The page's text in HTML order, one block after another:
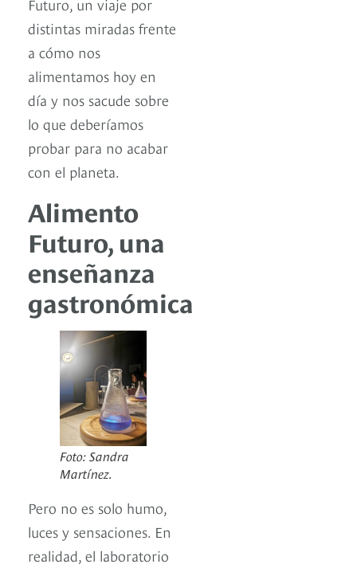
distintas miradas frente
a cómo nos
alimentamos hoy en
día y nos sacude sobre
lo que deberíamos
probar para no acabar
con el planeta.
Alimento
Futuro, una
enseñanza
gastronómica
Foto: Sandra
Martínez.
Pero no es solo humo,
luces y sensaciones. En
realidad, el laboratorio